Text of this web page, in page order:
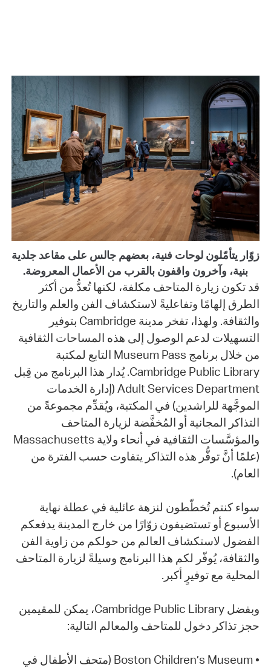
زوّار يتأمّلون لوحات فنية، بعضهم جالس على مقاعد جلدية
بنية، وآخرون واقفون بالقرب من الأعمال المعروضة.
قد تكون زيارة المتاحف مكلفة، لكنها تُعدُّ من أكثر
الطرق إلهامًا وتفاعليةً لاستكشاف الفن والعلم والتاريخ
والثقافة. ولهذا، تفخر مدينة Cambridge بتوفير
التسهيلات لدعم الوصول إلى هذه المساحات الثقافية
من خلال برنامج Museum Pass التابع لمكتبة
Cambridge Public Library. يُدار هذا البرنامج من قِبل
Adult Services Department (إدارة الخدمات
الموجَّهة للراشدين) في المكتبة، ويُقدِّم مجموعةً من
التذاكر المجانية أو المُخفَّضة لزيارة المتاحف
والمؤسَّسات الثقافية في أنحاء ولاية Massachusetts
(علمًا أنَّ توفُّر هذه التذاكر يتفاوت حسب الفترة من
العام).
سواء كنتم تُخطّطون لنزهة عائلية في عطلة نهاية
الأسبوع أو تستضيفون زوّارًا من خارج المدينة يدفعكم
الفضول لاستكشاف العالم من حولكم من زاوية الفن
والثقافة، يُوفّر لكم هذا البرنامج وسيلةً لزيارة المتاحف
المحلية مع توفيرٍ أكبر.
وبفضل Cambridge Public Library، يمكن للمقيمين
حجز تذاكر دخول للمتاحف والمعالم التالية:
• Boston Children’s Museum (متحف الأطفال في